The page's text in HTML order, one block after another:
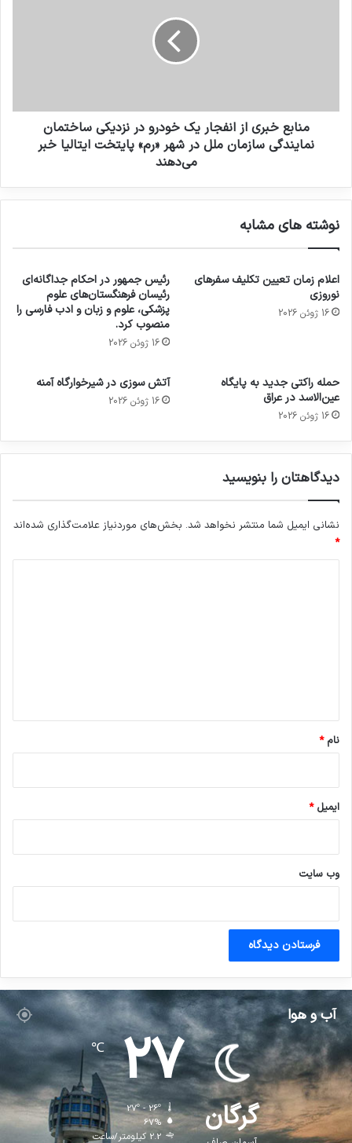
منابع خبری از انفجار یک خودرو در نزدیکی ساختمان
نمایندگی سازمان ملل در شهر «رم» پایتخت ایتالیا خبر
می‌دهند
نوشته های مشابه
اعلام زمان تعیین تکلیف سفرهای
نوروزی
16 ژوئن 2026
رئیس جمهور در احکام جداگانه‌ای
رئیسان فرهنگستان‌های علوم
پزشکی، علوم و زبان و ادب فارسی را
منصوب کرد.
16 ژوئن 2026
حمله راکتی جدید به پایگاه
عین‌الاسد در عراق
16 ژوئن 2026
آتش سوزی در شیرخوارگاه آمنه
16 ژوئن 2026
دیدگاهتان را بنویسید
نشانی ایمیل شما منتشر نخواهد شد. بخش‌های موردنیاز علامت‌گذاری شده‌اند
*
نام*
ایمیل*
وب‌ سایت
آب و هوا
گرگان
27
℃
27º - 26º
67%
2.2 کیلومتر/ساعت